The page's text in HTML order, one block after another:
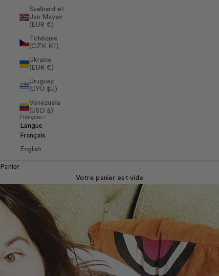
Svalbard et
Jan Mayen
(EUR €)
Tchéquie
(CZK Kč)
Ukraine
(EUR €)
Uruguay
(UYU $U)
Venezuela
(USD $)
Français
Langue
Français
English
Panier
Votre panier est vide